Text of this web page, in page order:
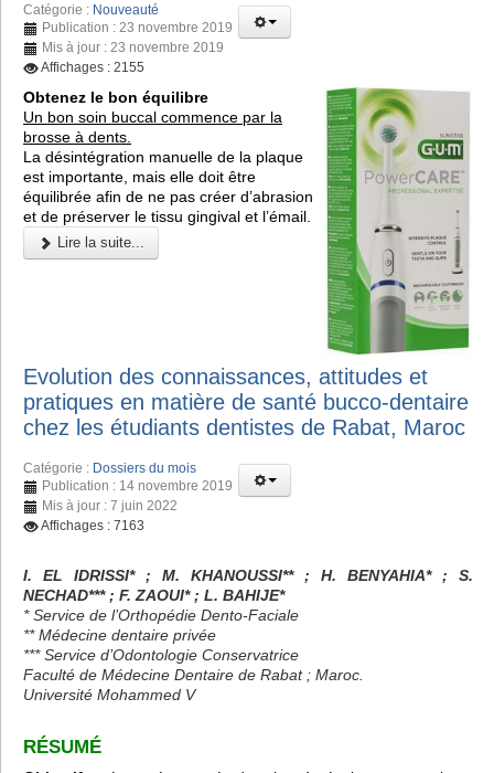
Catégorie : Nouveauté
Publication : 23 novembre 2019
Mis à jour : 23 novembre 2019
Affichages : 2155
Obtenez le bon équilibre
Un bon soin buccal commence par la
brosse à dents.
La désintégration manuelle de la plaque
est importante, mais elle doit être
équilibrée afin de ne pas créer d’abrasion
et de préserver le tissu gingival et l’émail.
Lire la suite...
Evolution des connaissances, attitudes et
pratiques en matière de santé bucco-dentaire
chez les étudiants dentistes de Rabat, Maroc
Catégorie : Dossiers du mois
Publication : 14 novembre 2019
Mis à jour : 7 juin 2022
Affichages : 7163
I. EL IDRISSI* ; M. KHANOUSSI** ; H. BENYAHIA* ; S.
NECHAD*** ; F. ZAOUI* ; L. BAHIJE*
* Service de l’Orthopédie Dento-Faciale
** Médecine dentaire privée
*** Service d’Odontologie Conservatrice
Faculté de Médecine Dentaire de Rabat ; Maroc.
Université Mohammed V
RÉSUMÉ